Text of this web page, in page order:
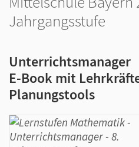
Jahrgangsstufe
Unterrichtsmanager
E-Book mit
Planungstools